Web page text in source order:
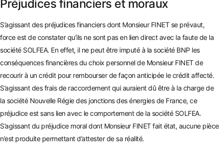
Préjudices financiers et moraux
S’agissant des préjudices financiers dont Monsieur FINET se prévaut,
force est de constater qu’ils ne sont pas en lien direct avec la faute de la
société SOLFEA. En effet, il ne peut être imputé à la société BNP les
conséquences financières du choix personnel de Monsieur FINET de
recourir à un crédit pour rembourser de façon anticipée le crédit affecté.
S’agissant des frais de raccordement qui auraient dû être à la charge de
la société Nouvelle Régie des jonctions des énergies de France, ce
préjudice est sans lien avec le comportement de la société SOLFEA.
S’agissant du préjudice moral dont Monsieur FINET fait état, aucune pièce
n’est produite permettant d’attester de sa réalité.